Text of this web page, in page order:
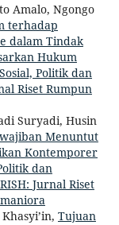
Amalo, Ngongo
terhadap
dalam Tindak
Hukum
Politik dan
Riset Rumpun
Suryadi, Husin
Menuntut
Kontemporer
dan
Jurnal Riset
Tujuan